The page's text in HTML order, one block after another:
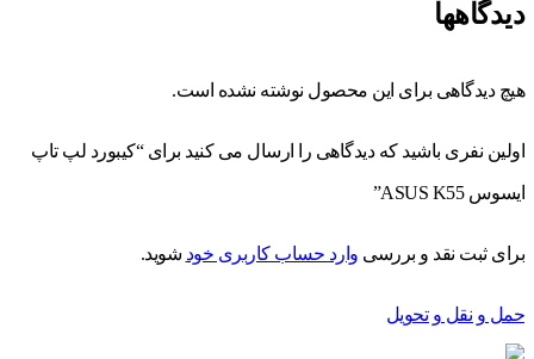
دیدگاهها
هیچ دیدگاهی برای این محصول نوشته نشده است.
اولین نفری باشید که دیدگاهی را ارسال می کنید برای “کیبورد لپ تاپ
ایسوس ASUS K55”
برای ثبت نقد و بررسی وارد حساب کاربری خود شوید.
حمل و نقل و تحویل